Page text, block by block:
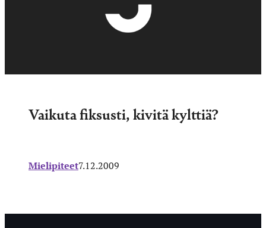
Vaikuta fiksusti, kivitä kylttiä?
Mielipiteet7.12.2009